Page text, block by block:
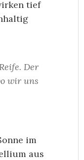
tief
Der
wir uns
im
aus